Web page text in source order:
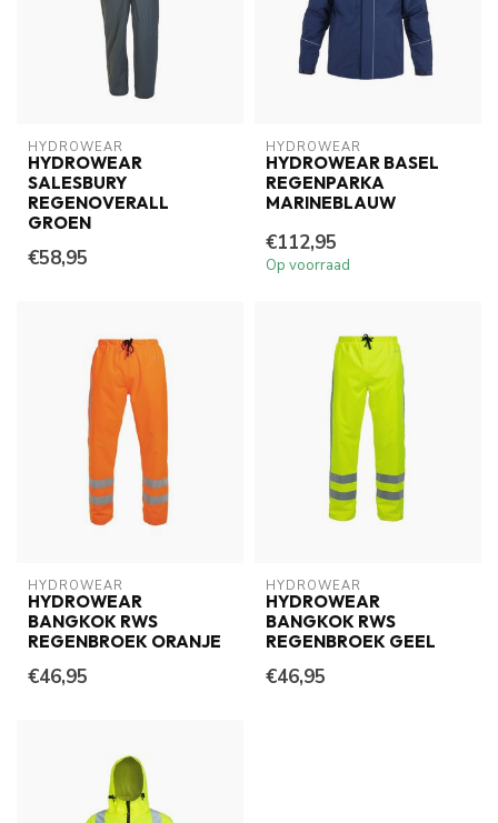
HYDROWEAR
HYDROWEAR
SALESBURY
REGENOVERALL
GROEN
€58,95
HYDROWEAR
HYDROWEAR BASEL
REGENPARKA
MARINEBLAUW
€112,95
Op voorraad
HYDROWEAR
HYDROWEAR
BANGKOK RWS
REGENBROEK ORANJE
€46,95
HYDROWEAR
HYDROWEAR
BANGKOK RWS
REGENBROEK GEEL
€46,95